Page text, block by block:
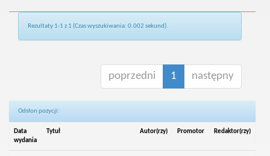
Rezultaty 1-1 z 1 (Czas wyszukiwania: 0.002 sekund).
poprzedni 1 następny
Odsłon pozycji:
Data
wydania
Tytuł Autor(rzy) Promotor Redaktor(rzy)